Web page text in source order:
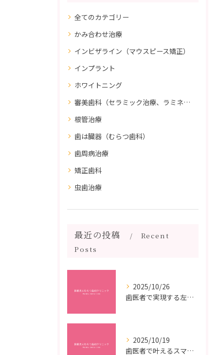
全てのカテゴリー
かみ合わせ治療
インビザライン（マウスピース矯正）
インプラント
ホワイトニング
審美歯科（セラミック治療、ラミネートべニア、ダイレクトボンディング）
根管治療
歯は臓器（むらつ歯科）
歯周病治療
矯正歯科
虫歯治療
最近の投稿
Recent
Posts
2025/10/26
歯医者で実現する左右対称治療のポイントと矯正治療選びの疑問解決ガイド
2025/10/19
歯医者で叶えるスマイルメイクオーバーなら福岡県福岡市博多区博多駅前の最新矯正治療解説